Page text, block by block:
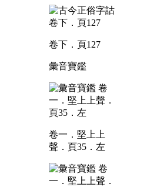
卷下．頁127
彙音寶鑑
卷一．堅上上
聲．頁35．左